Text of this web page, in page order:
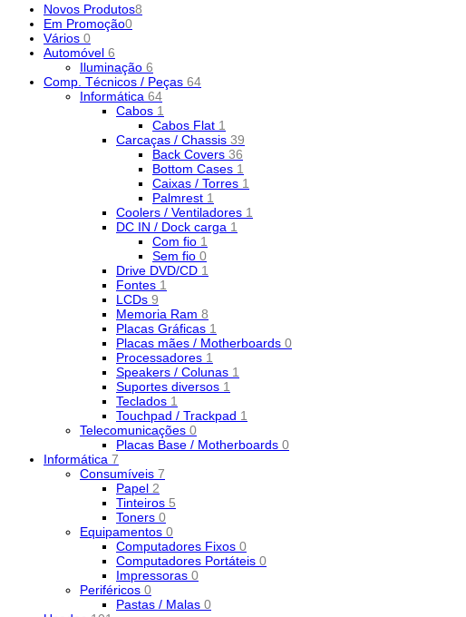
Novos Produtos8
Em Promoção0
Vários 0
Automóvel 6
Iluminação 6
Comp. Técnicos / Peças 64
Informática 64
Cabos 1
Cabos Flat 1
Carcaças / Chassis 39
Back Covers 36
Bottom Cases 1
Caixas / Torres 1
Palmrest 1
Coolers / Ventiladores 1
DC IN / Dock carga 1
Com fio 1
Sem fio 0
Drive DVD/CD 1
Fontes 1
LCDs 9
Memoria Ram 8
Placas Gráficas 1
Placas mães / Motherboards 0
Processadores 1
Speakers / Colunas 1
Suportes diversos 1
Teclados 1
Touchpad / Trackpad 1
Telecomunicações 0
Placas Base / Motherboards 0
Informática 7
Consumíveis 7
Papel 2
Tinteiros 5
Toners 0
Equipamentos 0
Computadores Fixos 0
Computadores Portáteis 0
Impressoras 0
Periféricos 0
Pastas / Malas 0